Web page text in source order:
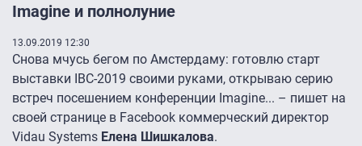
Imagine и полнолуние
13.09.2019 12:30
Снова мчусь бегом по Амстердаму: готовлю старт
выставки IBC-2019 своими руками, открываю серию
встреч посешением конференции Imagine... – пишет на
своей странице в Facebook коммерческий директор
Vidau Systems Елена Шишкалова.